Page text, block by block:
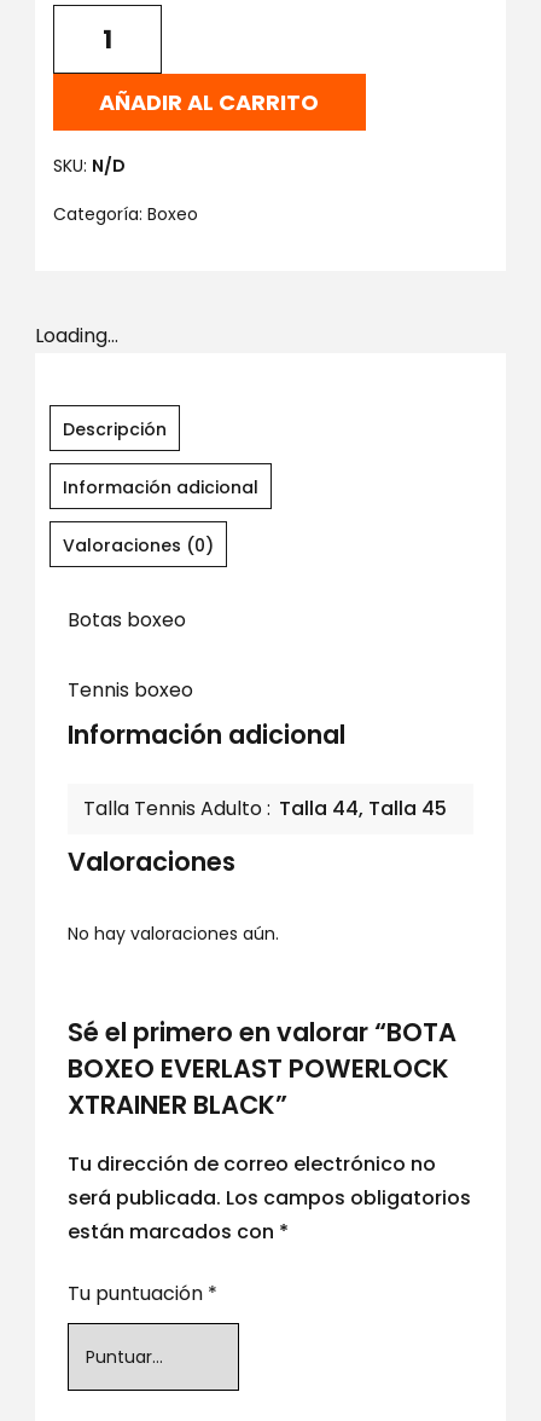
AÑADIR AL CARRITO
SKU: N/D
Categoría: Boxeo
Loading...
Descripción
Información adicional
Valoraciones (0)
Botas boxeo
Tennis boxeo
Información adicional
Talla Tennis Adulto Talla 44, Talla 45
Valoraciones
No hay valoraciones aún.
Sé el primero en valorar “BOTA
BOXEO EVERLAST POWERLOCK
XTRAINER BLACK”
Tu dirección de correo electrónico no
será publicada. Los campos obligatorios
están marcados con *
Tu puntuación *